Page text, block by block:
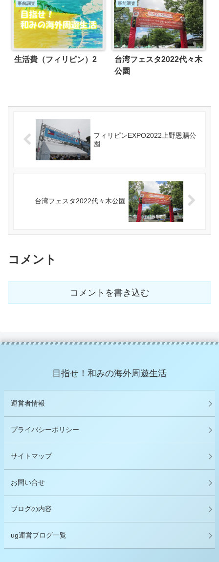
事前調査
生活費（フィリピン）2
事前調査
台湾フェスタ2022代々木
公園
フィリピンEXPO2022上野恩賜公
園
台湾フェスタ2022代々木公園
コメント
コメントを書き込む
目指せ！和みの海外周遊生活
運営者情報
プライバシーポリシー
サイトマップ
お問い合せ
ブログの内容
ug運営ブログ一覧